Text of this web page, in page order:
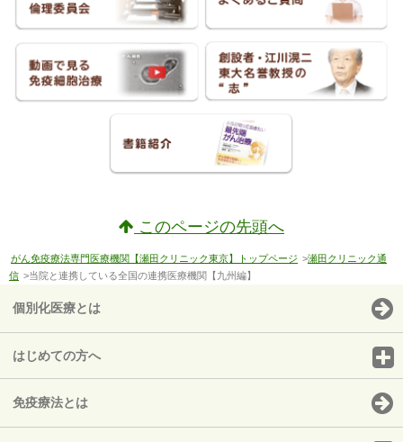
このページの先頭へ
がん免疫療法専門医療機関【瀬田クリニック東京】トップページ >瀬田クリニック通
信 >当院と連携している全国の連携医療機関【九州編】
個別化医療とは
はじめての方へ
免疫療法とは